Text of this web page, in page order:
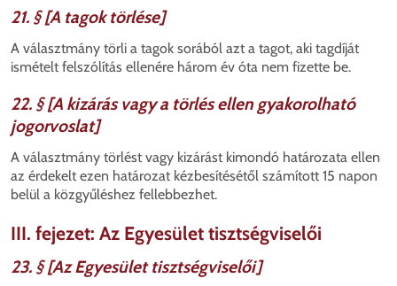
21. § [A tagok törlése]
A választmány törli a tagok sorából azt a tagot, aki tagdíját
ismételt felszólítás ellenére három év óta nem fizette be.
22. § [A kizárás vagy a törlés ellen gyakorolható
jogorvoslat]
A választmány törlést vagy kizárást kimondó határozata ellen
az érdekelt ezen határozat kézbesítésétől számított 15 napon
belül a közgyűléshez fellebbezhet.
III. fejezet: Az Egyesület tisztségviselői
23. § [Az Egyesület tisztségviselői]